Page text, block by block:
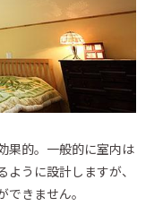
果的。一般的に室内は
うに設計しますが、
きません。